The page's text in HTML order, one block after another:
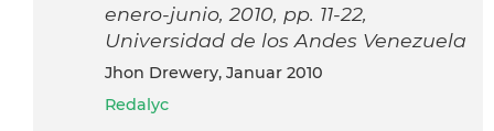
enero-junio, 2010, pp. 11-22,
Universidad de los Andes Venezuela
Jhon Drewery, Januar 2010
Redalyc